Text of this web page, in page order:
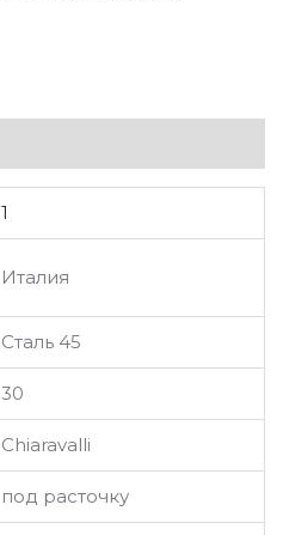
1
Италия
Сталь 45
30
Chiaravalli
под расточку